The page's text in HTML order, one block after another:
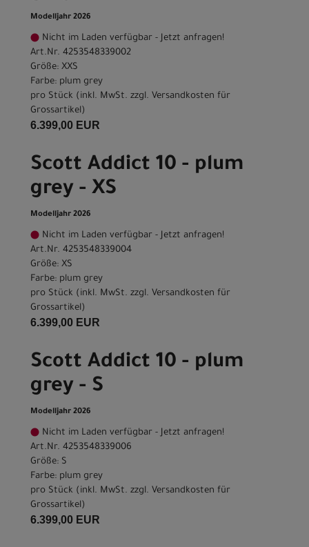
Modelljahr 2026
Nicht im Laden verfügbar - Jetzt anfragen!
Art.Nr. 4253548339002
Größe: XXS
Farbe: plum grey
pro Stück (inkl. MwSt. zzgl. Versandkosten für
Grossartikel)
6.399,00 EUR
Scott Addict 10 - plum
grey - XS
Modelljahr 2026
Nicht im Laden verfügbar - Jetzt anfragen!
Art.Nr. 4253548339004
Größe: XS
Farbe: plum grey
pro Stück (inkl. MwSt. zzgl. Versandkosten für
Grossartikel)
6.399,00 EUR
Scott Addict 10 - plum
grey - S
Modelljahr 2026
Nicht im Laden verfügbar - Jetzt anfragen!
Art.Nr. 4253548339006
Größe: S
Farbe: plum grey
pro Stück (inkl. MwSt. zzgl. Versandkosten für
Grossartikel)
6.399,00 EUR